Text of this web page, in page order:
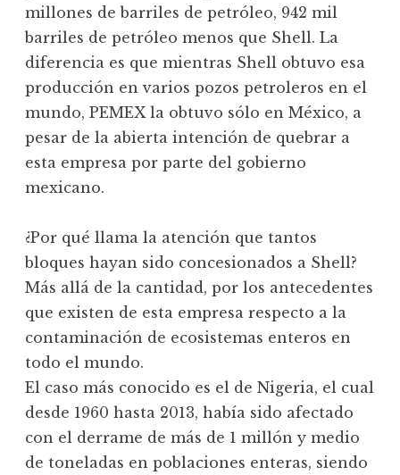
millones de barriles de petróleo, 942 mil
barriles de petróleo menos que Shell. La
diferencia es que mientras Shell obtuvo esa
producción en varios pozos petroleros en el
mundo, PEMEX la obtuvo sólo en México, a
pesar de la abierta intención de quebrar a
esta empresa por parte del gobierno
mexicano.
¿Por qué llama la atención que tantos
bloques hayan sido concesionados a Shell?
Más allá de la cantidad, por los antecedentes
que existen de esta empresa respecto a la
contaminación de ecosistemas enteros en
todo el mundo.
El caso más conocido es el de Nigeria, el cual
desde 1960 hasta 2013, había sido afectado
con el derrame de más de 1 millón y medio
de toneladas en poblaciones enteras, siendo